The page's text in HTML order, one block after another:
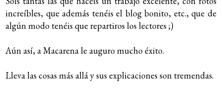
increíbles, que además tenéis el blog bonito, etc., que de
algún modo tenéis que repartiros los lectores ;)
Aún así, a Macarena le auguro mucho éxito.
Lleva las cosas más allá y sus explicaciones son tremendas.